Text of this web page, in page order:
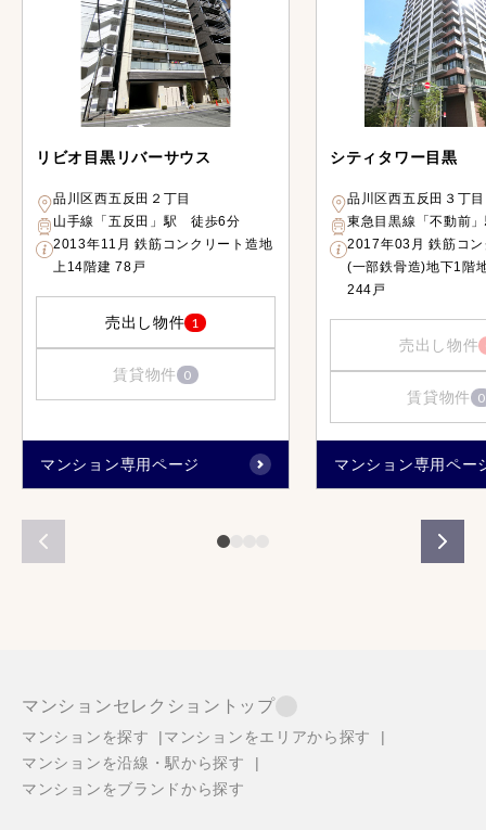
リビオ目黒リバーサウス
品川区西五反田２丁目
山手線「五反田」駅 徒歩6分
2013年11月 鉄筋コンクリート造地
上14階建 78戸
売出し物件 1
賃貸物件 0
マンション専用ページ
シティタワー目黒
品川区西五反田３丁目
東急目黒線「不動前
2017年03月 鉄筋コ
(一部鉄骨造)地下1階
244戸
売出し物件
賃貸物件 0
マンション専用ペー
マンションセレクショントップ
マンションを探す
マンションをエリアから探す
マンションを沿線・駅から探す
マンションをブランドから探す